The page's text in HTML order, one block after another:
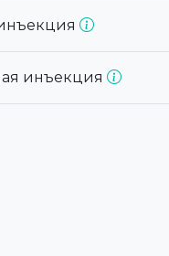
инъекция